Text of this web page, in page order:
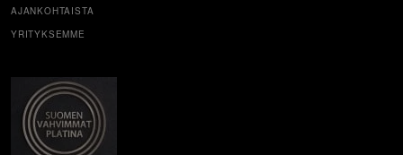
AJANKOHTAISTA
YRITYKSEMME